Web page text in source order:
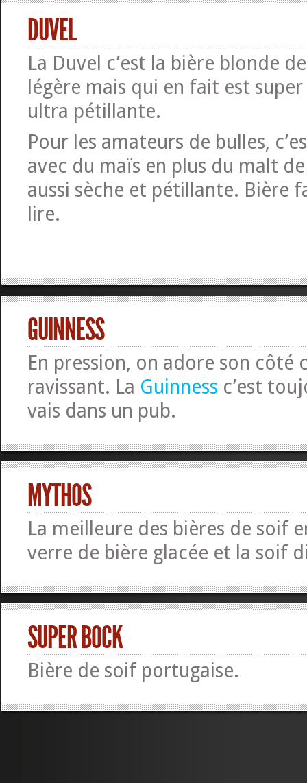
DUVEL
La Duvel c’est la bière blonde
légère mais qui en fait est
ultra pétillante.
Pour les amateurs de bulles,
avec du maïs en plus du malt
aussi sèche et pétillante. Bière
lire.
GUINNESS
En pression, on adore son
ravissant. La Guinness c’est
vais dans un pub.
MYTHOS
La meilleure des bières de soif
verre de bière glacée et la soif
SUPER BOCK
Bière de soif portugaise.